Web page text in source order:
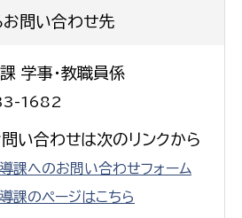
お問い合わせ先
学事・教職員係
1682
い合わせは次のリンクから
課へのお問い合わせフォーム
課のページはこちら